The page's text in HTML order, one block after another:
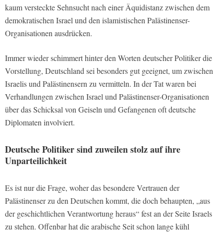
kaum versteckte Sehnsucht nach einer Äquidistanz zwischen dem
demokratischen Israel und den islamistischen Palästinenser-
Organisationen ausdrücken.
Immer wieder schimmert hinter den Worten deutscher Politiker die
Vorstellung, Deutschland sei besonders gut geeignet, um zwischen
Israelis und Palästinensern zu vermitteln. In der Tat waren bei
Verhandlungen zwischen Israel und Palästinenser-Organisationen
über das Schicksal von Geiseln und Gefangenen oft deutsche
Diplomaten involviert.
Deutsche Politiker sind zuweilen stolz auf ihre
Unparteilichkeit
Es ist nur die Frage, woher das besondere Vertrauen der
Palästinenser zu den Deutschen kommt, die doch behaupten, „aus
der geschichtlichen Verantwortung heraus“ fest an der Seite Israels
zu stehen. Offenbar hat die arabische Seit schon lange kühl